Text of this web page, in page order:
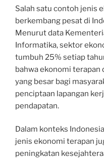
Salah satu contoh jenis
berkembang pesat di
Menurut data
Informatika, sektor
tumbuh 25% setiap
bahwa ekonomi
yang besar bagi
penciptaan lapangan
pendapatan.
Dalam konteks
jenis ekonomi terapan
peningkatan